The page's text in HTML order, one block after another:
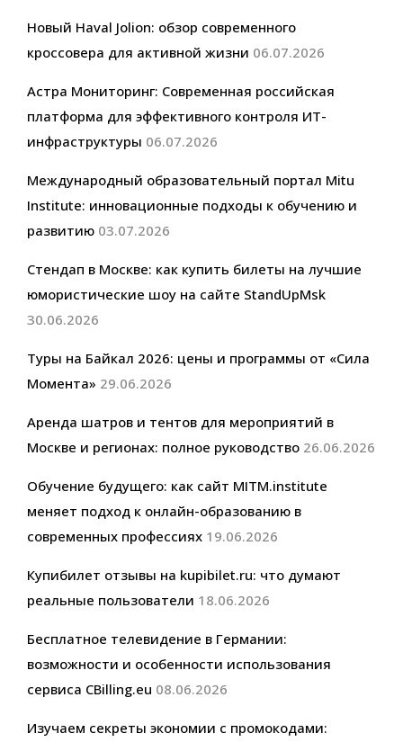
Новый Haval Jolion: обзор современного
кроссовера для активной жизни 06.07.2026
Астра Мониторинг: Современная российская
платформа для эффективного контроля ИТ-
инфраструктуры 06.07.2026
Международный образовательный портал Mitu
Institute: инновационные подходы к обучению и
развитию 03.07.2026
Стендап в Москве: как купить билеты на лучшие
юмористические шоу на сайте StandUpMsk
30.06.2026
Туры на Байкал 2026: цены и программы от «Сила
Момента» 29.06.2026
Аренда шатров и тентов для мероприятий в
Москве и регионах: полное руководство 26.06.2026
Обучение будущего: как сайт MITM.institute
меняет подход к онлайн-образованию в
современных профессиях 19.06.2026
Купибилет отзывы на kupibilet.ru: что думают
реальные пользователи 18.06.2026
Бесплатное телевидение в Германии:
возможности и особенности использования
сервиса CBilling.eu 08.06.2026
Изучаем секреты экономии с промокодами: